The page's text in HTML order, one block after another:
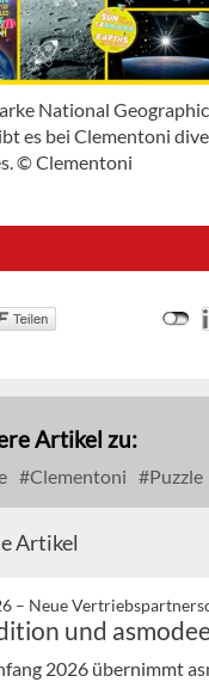
National Geographic
es bei Clementoni
© Clementoni
Artikel zu:
Clementoni Puzzle
Artikel
– Neue
und
2026 übernimmt